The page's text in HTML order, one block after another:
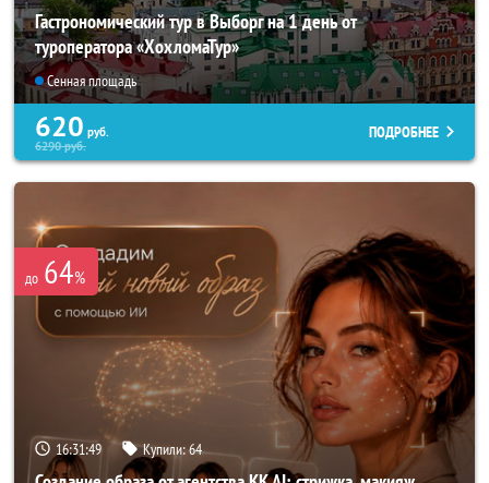
Гастрономический тур в Выборг на 1 день от
туроператора «ХохломаТур»
Сенная площадь
620 руб.
6290руб.
ПОДРОБНЕЕ
до 64%
16:31:45 Купили:64